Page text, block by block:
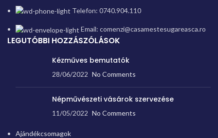
Telefon: 0740.904.110
Email: comenzi@casamestesugareasca.ro
LEGUTÓBBI HOZZÁSZÓLÁSOK
Kézműves bemutatók
28/06/2022 No Comments
Népművészeti vásárok szervezése
11/05/2022 No Comments
Ajándékcsomagok